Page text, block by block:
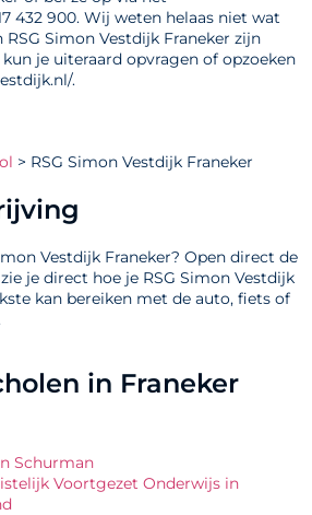
432 900. Wij weten helaas niet wat
Simon Vestdijk Franeker zijn
je uiteraard opvragen of opzoeken
.
RSG Simon Vestdijk Franeker
Vestdijk Franeker? Open direct de
je direct hoe je RSG Simon Vestdijk
kan bereiken met de auto, fiets of
in Franeker
Schurman
Voortgezet Onderwijs in